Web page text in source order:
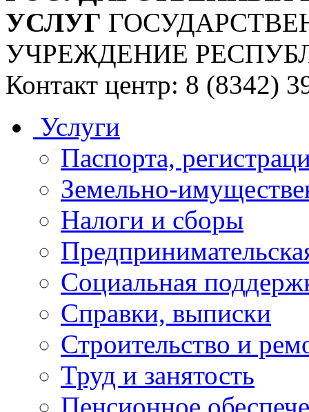
УСЛУГ
УЧРЕЖДЕНИЕ
Контакт центр: 8 (8342)
Услуги
Паспорта,
Земельно-
Налоги и сборы
Социальная
Справки, выписки
Строительство и
Труд и занятость